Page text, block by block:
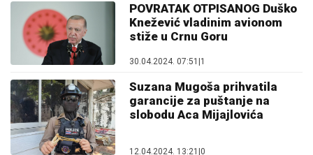
POVRATAK OTPISANOG Duško
Knežević vladinim avionom
stiže u Crnu Goru
30.04.2024. 07:51 |1
Suzana Mugoša prihvatila
garancije za puštanje na
slobodu Aca Mijajlovića
12.04.2024. 13:21 |0